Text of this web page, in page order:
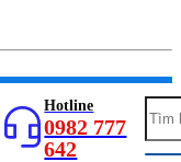
Hotline
0982 777
642